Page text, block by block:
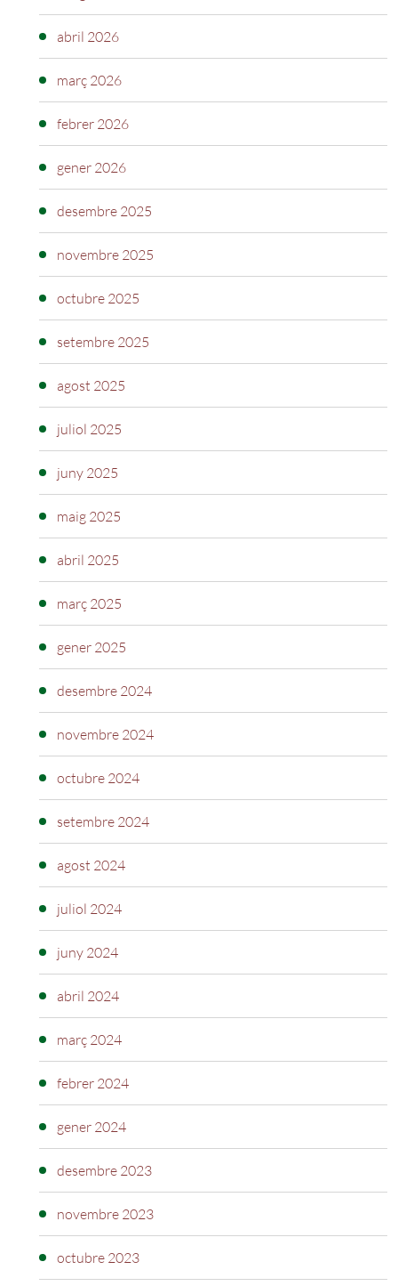
abril 2026
març 2026
febrer 2026
gener 2026
desembre 2025
novembre 2025
octubre 2025
setembre 2025
agost 2025
juliol 2025
juny 2025
maig 2025
abril 2025
març 2025
gener 2025
desembre 2024
novembre 2024
octubre 2024
setembre 2024
agost 2024
juliol 2024
juny 2024
abril 2024
març 2024
febrer 2024
gener 2024
desembre 2023
novembre 2023
octubre 2023